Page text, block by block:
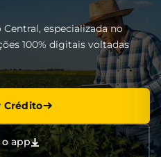
especializada no
100% digitais voltadas
Crédito
o app